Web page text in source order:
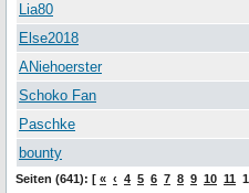
Lia80
Else2018
ANiehoerster
Schoko Fan
Paschke
bounty
Seiten (641): [ « ‹ 4 5 6 7 8 9 10 11